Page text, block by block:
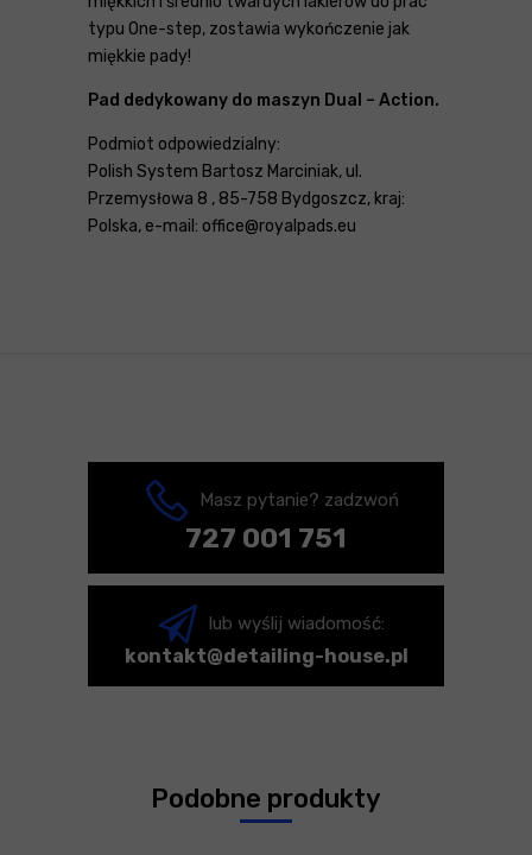
typu One-step, zostawia wykończenie jak
miękkie pady!
Pad dedykowany do maszyn Dual – Action.
Podmiot odpowiedzialny:
Polish System Bartosz Marciniak, ul.
Przemysłowa 8 , 85-758 Bydgoszcz, kraj:
Polska, e-mail: office@royalpads.eu
Masz pytanie? zadzwoń
727 001 751
lub wyślij wiadomość:
kontakt@detailing-house.pl
Podobne produkty